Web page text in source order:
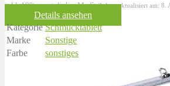
inkl. 19% gesetzlicher MwSt.Zuletzt aktualisiert am: 8.
Details ansehen
Kategorie Schmucktablett
Marke
Sonstige
Farbe
sonstiges